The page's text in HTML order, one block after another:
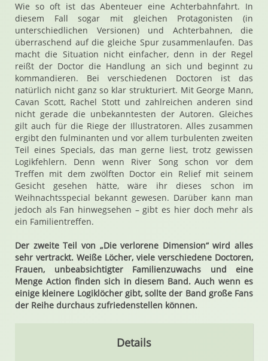
Wie so oft ist das Abenteuer eine Achterbahnfahrt. In
diesem Fall sogar mit gleichen Protagonisten (in
unterschiedlichen Versionen) und Achterbahnen, die
überraschend auf die gleiche Spur zusammenlaufen. Das
macht die Situation nicht einfacher, denn in der Regel
reißt der Doctor die Handlung an sich und beginnt zu
kommandieren. Bei verschiedenen Doctoren ist das
natürlich nicht ganz so klar strukturiert. Mit George Mann,
Cavan Scott, Rachel Stott und zahlreichen anderen sind
nicht gerade die unbekanntesten der Autoren. Gleiches
gilt auch für die Riege der Illustratoren. Alles zusammen
ergibt den fulminanten und vor allem turbulenten zweiten
Teil eines Specials, das man gerne liest, trotz gewissen
Logikfehlern. Denn wenn River Song schon vor dem
Treffen mit dem zwölften Doctor ein Relief mit seinem
Gesicht gesehen hätte, wäre ihr dieses schon im
Weihnachtsspecial bekannt gewesen. Darüber kann man
jedoch als Fan hinwegsehen – gibt es hier doch mehr als
ein Familientreffen.
Der zweite Teil von „Die verlorene Dimension“ wird alles
sehr vertrackt. Weiße Löcher, viele verschiedene Doctoren,
Frauen, unbeabsichtigter Familienzuwachs und eine
Menge Action finden sich in diesem Band. Auch wenn es
einige kleinere Logiklöcher gibt, sollte der Band große Fans
der Reihe durchaus zufriedenstellen können.
Details